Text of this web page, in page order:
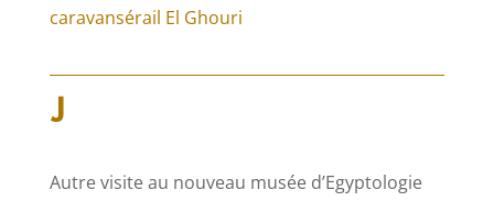
caravansérail El Ghouri
J
Autre visite au nouveau musée d’Egyptologie